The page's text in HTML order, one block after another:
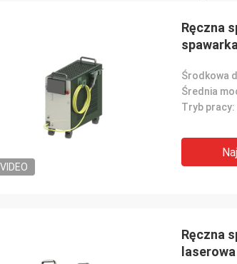
VIDEO
Ręczna
Średnia
Tryb pracy:
Ręczna